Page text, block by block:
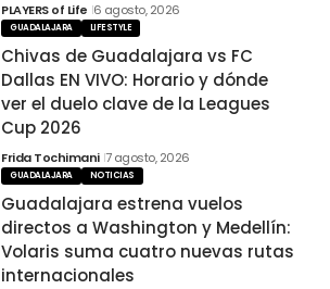
PLAYERS of Life 6 agosto, 2026
GUADALAJARA LIFESTYLE
Chivas de Guadalajara vs FC
Dallas EN VIVO: Horario y dónde
ver el duelo clave de la Leagues
Cup 2026
Frida Tochimani 7 agosto, 2026
GUADALAJARA NOTICIAS
Guadalajara estrena vuelos
directos a Washington y Medellín:
Volaris suma cuatro nuevas rutas
internacionales